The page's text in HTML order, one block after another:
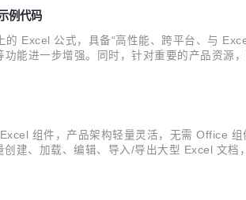
例代码
Excel 公式，具备“高性能、跨平台、与
能进一步增强。同时，针对重要的产品资源
组件，产品架构轻量灵活，无需 Office
建、加载、编辑、导入/导出大型 Excel 文